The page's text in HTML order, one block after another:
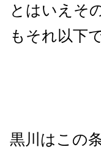
とはいえそ
もそれ以下
黒川はこの